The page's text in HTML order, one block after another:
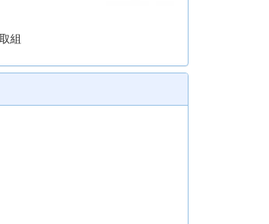
組